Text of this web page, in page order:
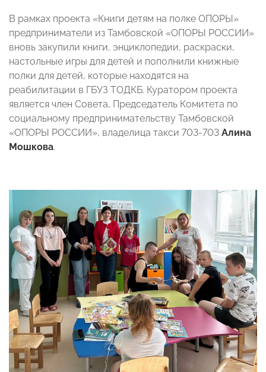
В рамках проекта «Книги детям на полке ОПОРЫ»
предприниматели из Тамбовской «ОПОРЫ РОССИИ»
вновь закупили книги, энциклопедии, раскраски,
настольные игры для детей и пополнили книжные
полки для детей, которые находятся на
реабилитации в ГБУЗ ТОДКБ. Куратором проекта
является член Совета, Председатель Комитета по
социальному предпринимательству Тамбовской
«ОПОРЫ РОССИИ», владелица такси 703-703 Алина
Мошкова.